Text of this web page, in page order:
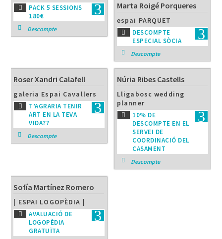
PACK 5 SESSIONS
180€
Descompte
Marta Roigé Porqueres
espai PARQUET
DESCOMPTE
ESPECIAL SÒCIA
Descompte
Roser Xandri Calafell
galeria Espai Cavallers
T’AGRARIA TENIR
ART EN LA TEVA
VIDA??
Descompte
Núria Ribes Castells
Lligabosc wedding
planner
10% DE
DESCOMPTE EN EL
SERVEI DE
COORDINACIÓ DEL
CASAMENT
Descompte
Sofía Martínez Romero
| ESPAI LOGOPÈDIA |
AVALUACIÓ DE
LOGOPÈDIA
GRATUÏTA